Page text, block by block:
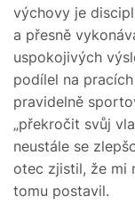
výchovy je
a přesně
uspokojivých
podílel na
pravidelně
„překročit svůj
neustále se
otec zjistil, že mi
tomu postavil.